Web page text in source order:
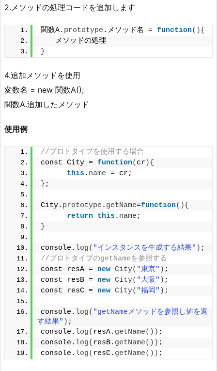
2.メソッドの処理コードを追加します
関数A. prototype .メソッド名 = function(){
メソッドの処理
}
4.追加メソッドを使用
変数名 = new 関数A();
関数A.追加したメソッド
使用例
//プロトタイプを使用する場合
const City = function( cr ){
this . name = cr;
} ;
City. prototype . getName=function(){
return this . name ;
}
console. log( "インスタンスを生成する結果" ) ;
//プロトタイプのgetNameを参照する
const resA = new City( "東京" ) ;
const resB = new City( "大阪" ) ;
const resC = new City( "福岡" ) ;
console. log( "getNameメソッドを参照し値を返
す結果" ) ;
console. log( resA. getName()) ;
console. log( resB. getName()) ;
console. log( resC. getName()) ;